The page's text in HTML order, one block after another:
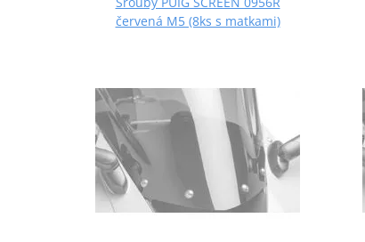
červená M5 (8ks s matkami)